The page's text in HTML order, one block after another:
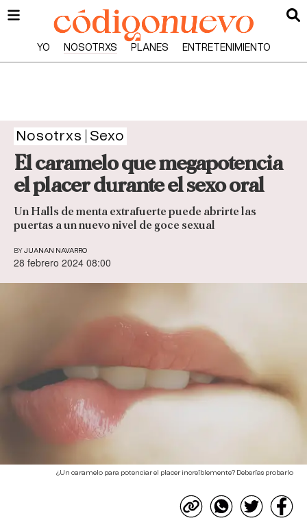
YO NOSOTRXS PLANES ENTRETENIMIENTO
Nosotrxs Sexo
El caramelo que megapotencia
el placer durante el sexo oral
Un Halls de menta extrafuerte puede abrirte las
puertas a un nuevo nivel de goce sexual
BY JUANAN NAVARRO
28 febrero 2024 08:00
¿Un caramelo para potenciar el placer increíblemente? Deberías probarlo